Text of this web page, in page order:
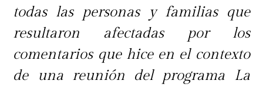
todas las personas y familias que
resultaron afectadas por los
comentarios que hice en el contexto
de una reunión del programa La